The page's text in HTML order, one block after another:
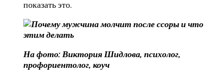
показать это.
На фото: Виктория Шидлова, психолог,
профориентолог, коуч